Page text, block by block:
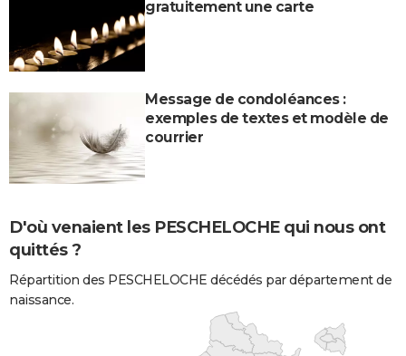
gratuitement une carte
Message de condoléances :
exemples de textes et modèle de
courrier
D'où venaient les PESCHELOCHE qui nous ont
quittés ?
Répartition des PESCHELOCHE décédés par département de
naissance.